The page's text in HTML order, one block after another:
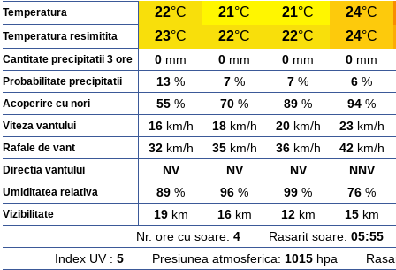
Temperatura 22°C 21°C 21°C 24°C
Temperatura resimitita 23°C 22°C 22°C 24°C
Cantitate precipitatii 3 ore 0 mm 0 mm 0 mm 0 mm
Probabilitate precipitatii 13 % 7 % 7 % 6 %
Acoperire cu nori 55 % 70 % 89 % 94 %
Viteza vantului 16km/h 18km/h 20km/h 23km/h
Rafale de vant 32km/h 35km/h 36km/h 42km/h
Directia vantului NV NV NV NNV
Umiditatea relativa 89 % 96 % 99 % 76 %
Vizibilitate 19km 16km 12km 15km
Nr. ore cu soare: 4Rasarit soare: 05:55
Index UV : 5Presiunea atmosferica: 1015hpa